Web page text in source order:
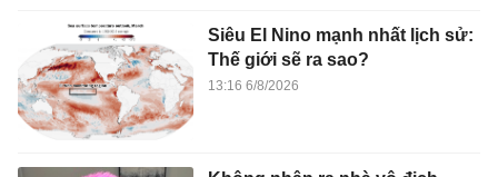
Siêu El Nino mạnh nhất lịch sử:
Thế giới sẽ ra sao?
13:16 6/8/2026